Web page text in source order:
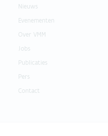
Nieuws
Evenementen
Over VMM
Jobs
Publicaties
Pers
Contact